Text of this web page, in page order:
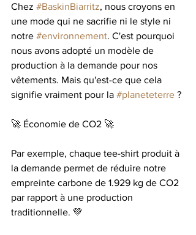
Chez #BaskinBiarritz, nous croyons en
une mode qui ne sacrifie ni le style ni
notre #environnement. C'est pourquoi
nous avons adopté un modèle de
production à la demande pour nos
vêtements. Mais qu'est-ce que cela
signifie vraiment pour la #planeteterre ?
🚀 Économie de CO2 🚀
Par exemple, chaque tee-shirt produit à
la demande permet de réduire notre
empreinte carbone de 1.929 kg de CO2
par rapport à une production
traditionnelle. 💚